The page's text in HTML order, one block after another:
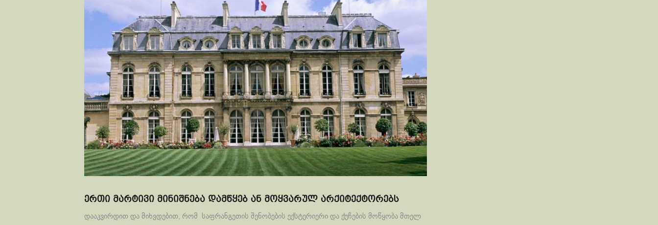
ერთი მარტივი მინიშნება დამწყებ ან მოყვარულ არქიტექტორებს
დააკვირდით და მიხვდებით, რომ საფრანგეთის შენობების ექსტერიერი და ქუჩების მოწყობა მთელ